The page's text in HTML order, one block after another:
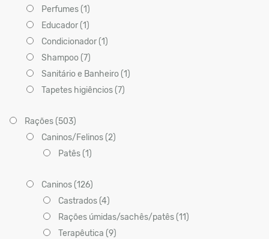
Perfumes (1)
Educador (1)
Condicionador (1)
Shampoo (7)
Sanitário e Banheiro (1)
Tapetes higiêncios (7)
Rações (503)
Caninos/Felinos (2)
Patês (1)
Caninos (126)
Castrados (4)
Rações úmidas/sachês/patês (11)
Terapêutica (9)